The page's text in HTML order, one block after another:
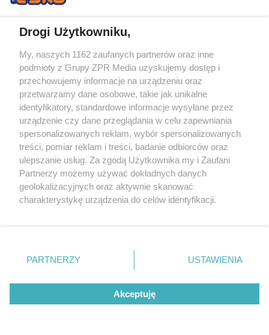
eksploatacji w jakiejkolwiek formie, włącznie z umieszczaniem w
tzn. bez właściwej zgody, jest zabronione pod groźbą kary i może być
Drogi Użytkowniku,
My, naszych 1162 zaufanych partnerów oraz inne
podmioty z Grupy ZPR Media uzyskujemy dostęp i
przechowujemy informacje na urządzeniu oraz
przetwarzamy dane osobowe, takie jak unikalne
identyfikatory, standardowe informacje wysyłane przez
urządzenie czy dane przeglądania w celu zapewniania
spersonalizowanych reklam, wybór spersonalizowanych
treści, pomiar reklam i treści, badanie odbiorców oraz
ulepszanie usług. Za zgodą Użytkownika my i Zaufani
Partnerzy możemy używać dokładnych danych
geolokalizacyjnych oraz aktywnie skanować
charakterystykę urządzenia do celów identyfikacji.
zmienić/wycofać klikając przycisk ustawień prywatności
znajdujący się w lewym dolnym rogu strony
rodzaje przetwarzania danych nie wymagają zgody
użytkownika, ale masz prawo sprzeciwić się takiemu
przetwarzaniu. Preferencje będą miały zastosowanie tylko
PARTNERZY USTAWIENIA
Akceptuję